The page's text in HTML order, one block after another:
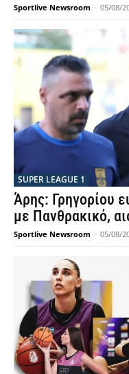
Sportlive Newsroom - 05/08/
SUPER LEAGUE 1
Άρης: Γρηγορίου
με Πανθρακικό,
Sportlive Newsroom - 05/08/